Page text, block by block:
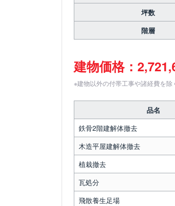
坪数
階層
建物価格：
※建物以外の付帯工事や諸経費を除
品名
鉄骨2階建解体撤去
木造平屋建解体撤去
植栽撤去
瓦処分
飛散養生足場